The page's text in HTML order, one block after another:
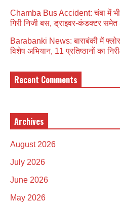
Chamba Bus Accident: चंबा में
गिरी निजी बस, ड्राइवर-कंडक्टर समेत
Barabanki News: बाराबंकी में फ्लोर
विशेष अभियान, 11 प्रतिष्ठानों का
Recent Comments
Archives
August 2026
July 2026
June 2026
May 2026